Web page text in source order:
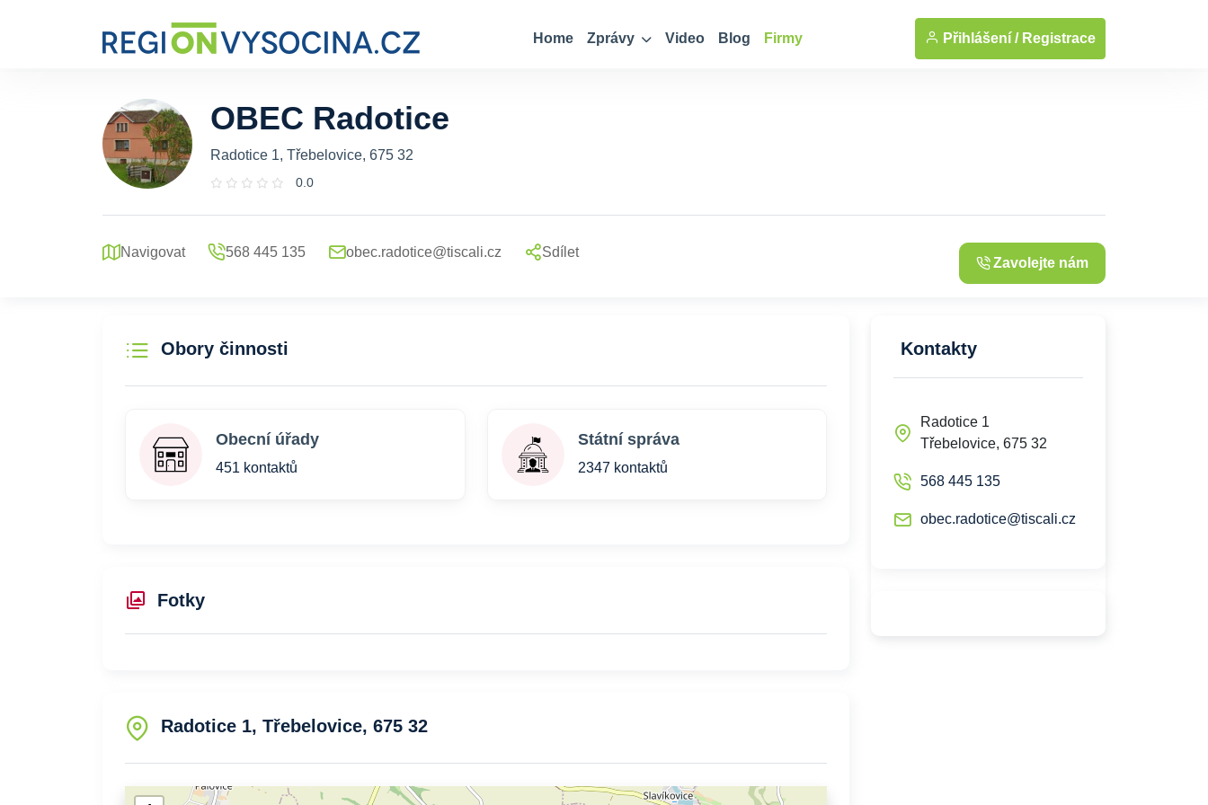
Home Zprávy Video Blog Firmy Přihlášení / Registrace
... Zobrazit fotografie
OBEC Radotice
Radotice 1, Třebelovice, 675 32
0.0
Navigovat 568 445 135 obec.radotice@tiscali.cz Sdílet
Zavolejte nám
Obory činnosti
Obecní úřady
451 kontaktů
Státní správa
2347 kontaktů
Fotky
Radotice 1, Třebelovice, 675 32
Kontakty
Radotice 1
Třebelovice, 675 32
568 445 135
obec.radotice@tiscali.cz